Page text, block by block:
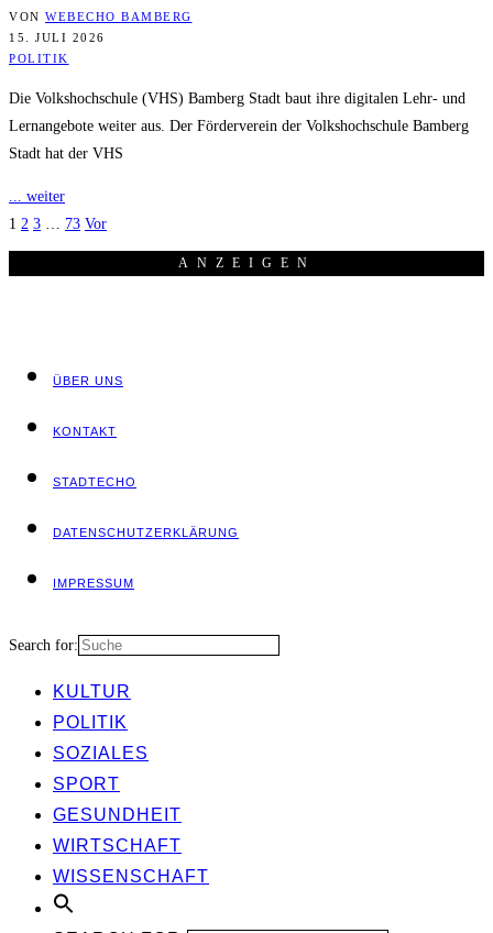
VON WEBECHO BAMBERG
15. JULI 2026
POLITIK
Die Volkshochschule (VHS) Bamberg Stadt baut ihre digitalen Lehr- und
Lernangebote weiter aus. Der Förderverein der Volkshochschule Bamberg
Stadt hat der VHS
... weiter
1 2 3 … 73 Vor
ANZEI­GEN
ÜBER UNS
KON­TAKT
STADT­ECHO
DATEN­SCHUTZ­ER­KLÄ­RUNG
IMPRES­SUM
Search for:
KUL­TUR
POLI­TIK
SOZIA­LES
SPORT
GESUND­HEIT
WIRT­SCHAFT
WIS­SEN­SCHAFT